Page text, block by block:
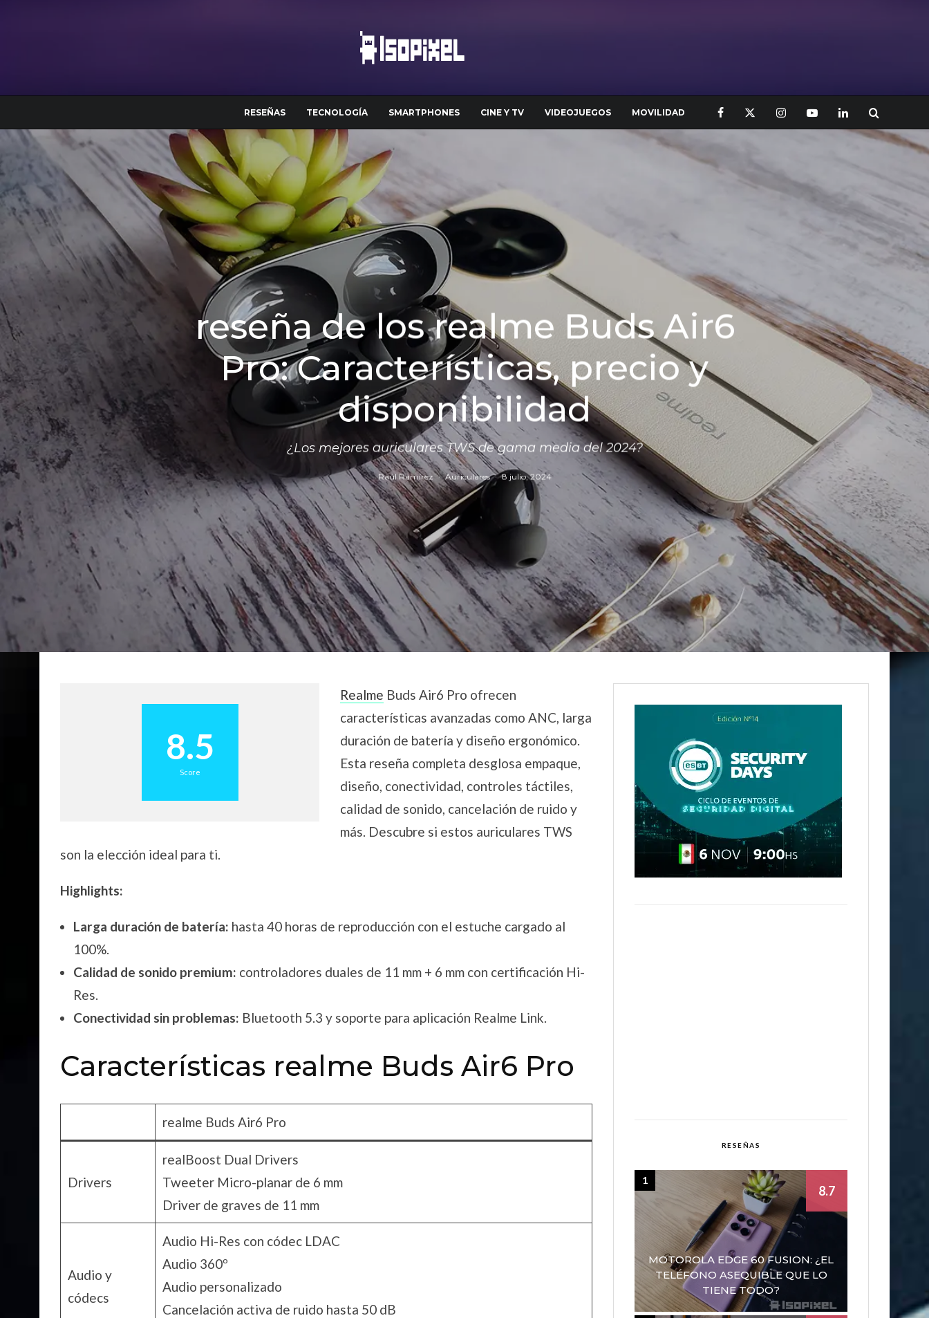
RESEÑAS TECNOLOGÍA SMARTPHONES CINE Y TV VIDEOJUEGOS MOVILIDAD
reseña de los realme Buds Air6
Pro: Características, precio y
disponibilidad
¿Los mejores auriculares TWS de gama media del 2024?
Raúl Ramírez · Auriculares · 8 julio, 2024
8.5
Score
Realme Buds Air6 Pro ofrecen
características avanzadas como ANC, larga
duración de batería y diseño ergonómico.
Esta reseña completa desglosa empaque,
diseño, conectividad, controles táctiles,
calidad de sonido, cancelación de ruido y
más. Descubre si estos auriculares TWS
son la elección ideal para ti.
Highlights:
Larga duración de batería: hasta 40 horas de reproducción con el estuche cargado al
100%.
Calidad de sonido premium: controladores duales de 11 mm + 6 mm con certificación Hi-
Res.
Conectividad sin problemas: Bluetooth 5.3 y soporte para aplicación Realme Link.
Características realme Buds Air6 Pro
realme Buds Air6 Pro
Drivers
realBoost Dual Drivers
Tweeter Micro-planar de 6 mm
Driver de graves de 11 mm
Audio y
códecs
Audio Hi-Res con códec LDAC
Audio 360º
Audio personalizado
Cancelación activa de ruido hasta 50 dB
RESEÑAS
MOTOROLA EDGE 60 FUSION: ¿EL
TELÉFONO ASEQUIBLE QUE LO
TIENE TODO?
8.7
1